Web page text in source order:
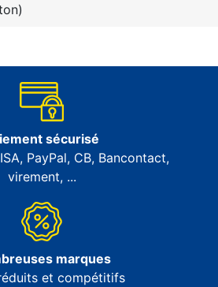
sécurisé
PayPal, CB, Bancontact,
virement, ...
marques
et compétitifs